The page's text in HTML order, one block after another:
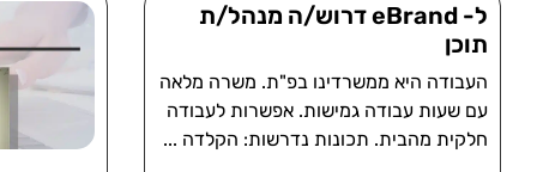
ל- eBrand דרוש/ה מנהל/ת
תוכן
העבודה היא ממשרדינו בפ"ת. משרה מלאה
עם שעות עבודה גמישות. אפשרות לעבודה
חלקית מהבית. תכונות נדרשות: הקלדה